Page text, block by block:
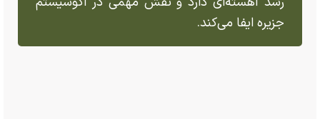
جزیره ایفا می‌کند.